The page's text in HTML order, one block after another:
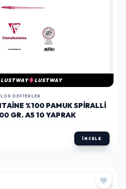
LUSTWAY LUSTWAY
DEFTERLER
%100 PAMUK SPIRALLI
GR. A5 10 YAPRAK
İNCELE